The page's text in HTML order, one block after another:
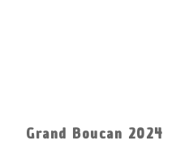
Grand Boucan 2024